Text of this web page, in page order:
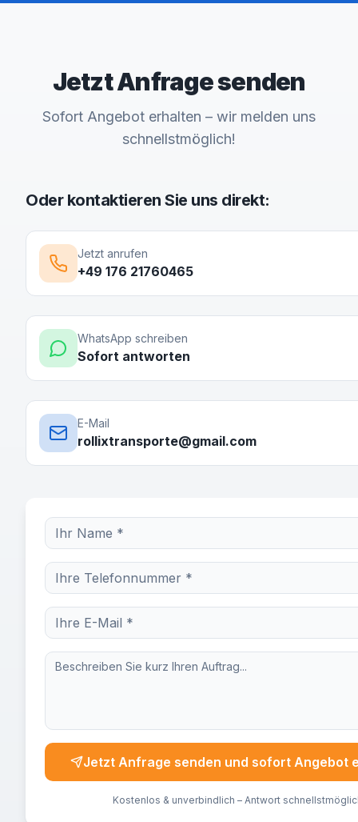
Jetzt Anfrage senden
Sofort Angebot erhalten – wir melden uns
schnellstmöglich!
Oder kontaktieren Sie uns direkt:
Jetzt anrufen
+49 176 21760465
WhatsApp schreiben
Sofort antworten
E-Mail
rollixtransporte@gmail.com
Jetzt Anfrage senden und sofort Angebot
Kostenlos & unverbindlich – Antwort